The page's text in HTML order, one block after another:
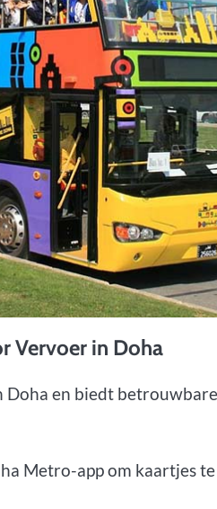
Vervoer in Doha
en biedt
Metro-app om kaartjes